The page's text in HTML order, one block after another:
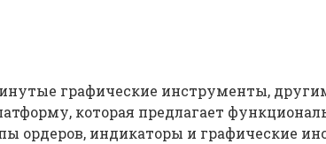
графические инструменты,
которая предлагает
ордеров, индикаторы и графические